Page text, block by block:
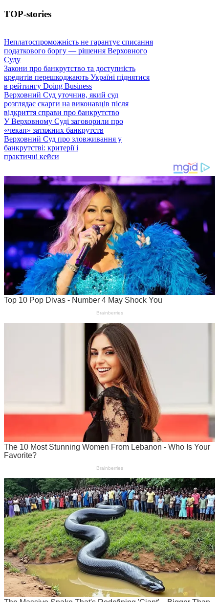
TOP-stories
Неплатоспроможність не гарантує списання
податкового боргу — рішення Верховного
Суду
Закони про банкрутство та доступність
кредитів перешкоджають Україні піднятися
в рейтингу Doing Business
Верховний Суд уточнив, який суд
розглядає скарги на виконавців після
відкриття справи про банкрутство
У Верховному Суді заговорили про
«чекап» затяжних банкрутств
Верховний Суд про зловживання у
банкрутстві: критерії і
практичні кейси